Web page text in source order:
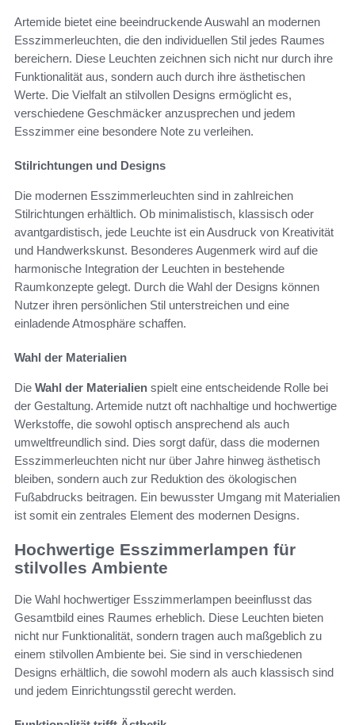
Artemide bietet eine beeindruckende Auswahl an modernen
Esszimmerleuchten, die den individuellen Stil jedes Raumes
bereichern. Diese Leuchten zeichnen sich nicht nur durch ihre
Funktionalität aus, sondern auch durch ihre ästhetischen
Werte. Die Vielfalt an stilvollen Designs ermöglicht es,
verschiedene Geschmäcker anzusprechen und jedem
Esszimmer eine besondere Note zu verleihen.
Stilrichtungen und Designs
Die modernen Esszimmerleuchten sind in zahlreichen
Stilrichtungen erhältlich. Ob minimalistisch, klassisch oder
avantgardistisch, jede Leuchte ist ein Ausdruck von Kreativität
und Handwerkskunst. Besonderes Augenmerk wird auf die
harmonische Integration der Leuchten in bestehende
Raumkonzepte gelegt. Durch die Wahl der Designs können
Nutzer ihren persönlichen Stil unterstreichen und eine
einladende Atmosphäre schaffen.
Wahl der Materialien
Die Wahl der Materialien spielt eine entscheidende Rolle bei
der Gestaltung. Artemide nutzt oft nachhaltige und hochwertige
Werkstoffe, die sowohl optisch ansprechend als auch
umweltfreundlich sind. Dies sorgt dafür, dass die modernen
Esszimmerleuchten nicht nur über Jahre hinweg ästhetisch
bleiben, sondern auch zur Reduktion des ökologischen
Fußabdrucks beitragen. Ein bewusster Umgang mit Materialien
ist somit ein zentrales Element des modernen Designs.
Hochwertige Esszimmerlampen für
stilvolles Ambiente
Die Wahl hochwertiger Esszimmerlampen beeinflusst das
Gesamtbild eines Raumes erheblich. Diese Leuchten bieten
nicht nur Funktionalität, sondern tragen auch maßgeblich zu
einem stilvollen Ambiente bei. Sie sind in verschiedenen
Designs erhältlich, die sowohl modern als auch klassisch sind
und jedem Einrichtungsstil gerecht werden.